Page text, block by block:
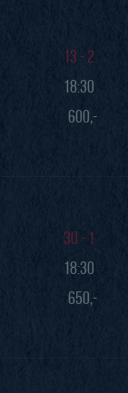
13 - 2
18:30
600,-
30 - 1
18:30
650,-